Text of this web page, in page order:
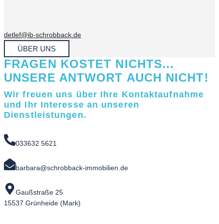
detlef@ib-schrobback.de
ÜBER UNS
FRAGEN KOSTET NICHTS...
UNSERE ANTWORT AUCH NICHT!
Wir freuen uns über Ihre Kontaktaufnahme
und Ihr Interesse an unseren
Dienstleistungen.
033632 5621
barbara@schrobback-immobilien.de
Gaußstraße 25
15537 Grünheide (Mark)